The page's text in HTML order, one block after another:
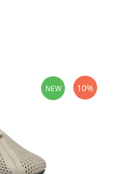
NEW 10%